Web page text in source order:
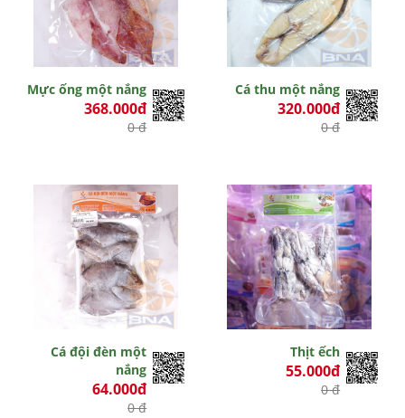
Mực ống một nắng
368.000đ
0 đ
Cá thu một nắng
320.000đ
0 đ
Cá đội đèn một
nắng
64.000đ
0 đ
Thịt ếch
55.000đ
0 đ